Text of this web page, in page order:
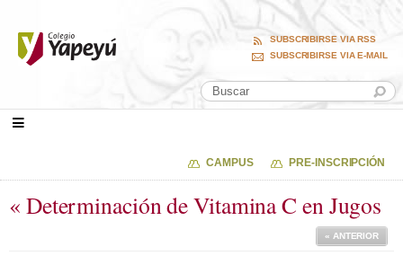
SUBSCRIBIRSE VIA RSS
SUBSCRIBIRSE VIA E-MAIL
CAMPUS PRE-INSCRIPCIÓN
« Determinación de Vitamina C en Jugos
« ANTERIOR